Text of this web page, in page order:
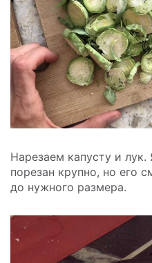
Нарезаем капусту и
порезан крупно, но его
до нужного размера.